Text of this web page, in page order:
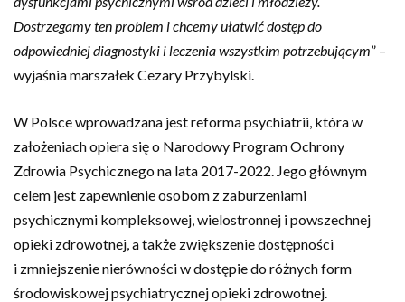
Dostrzegamy ten problem i chcemy ułatwić dostęp do
odpowiedniej diagnostyki i leczenia wszystkim potrzebującym” –
wyjaśnia marszałek Cezary Przybylski.
W Polsce wprowadzana jest reforma psychiatrii, która w
założeniach opiera się o Narodowy Program Ochrony
Zdrowia Psychicznego na lata 2017-2022. Jego głównym
celem jest zapewnienie osobom z zaburzeniami
psychicznymi kompleksowej, wielostronnej i powszechnej
opieki zdrowotnej, a także zwiększenie dostępności
i zmniejszenie nierówności w dostępie do różnych form
środowiskowej psychiatrycznej opieki zdrowotnej.